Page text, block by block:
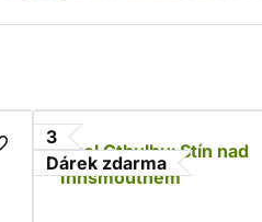
3
Dárek zdarma
Zvol Cthulhu: Stín nad
Innsmouthem